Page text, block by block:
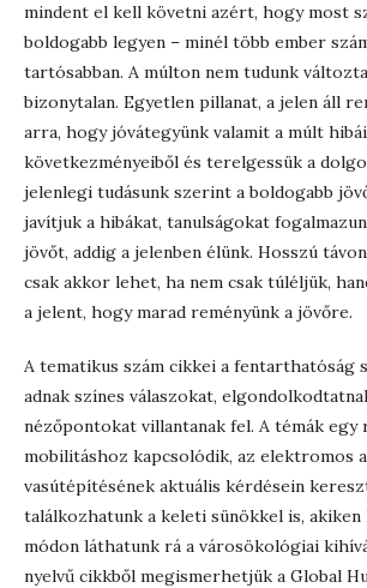
mindent el kell követni azért, hogy most
boldogabb legyen – minél több ember
tartósabban. A múlton nem tudunk
bizonytalan. Egyetlen pillanat, a jelen áll
arra, hogy jóvátegyünk valamit a múlt
következményeiből és terelgessük a
jelenlegi tudásunk szerint a boldogabb
javítjuk a hibákat, tanulságokat
jövőt, addig a jelenben élünk. Hosszú
csak akkor lehet, ha nem csak túléljük,
a jelent, hogy marad reményünk a jövőre.
A tematikus szám cikkei a fentarthatóság
adnak színes válaszokat,
nézőpontokat villantanak fel. A témák egy
mobilitáshoz kapcsolódik, az elektromos
vasútépítésének aktuális kérdésein
találkozhatunk a keleti sünökkel is,
módon láthatunk rá a városökológiai
nyelvű cikkből megismerhetjük a Global